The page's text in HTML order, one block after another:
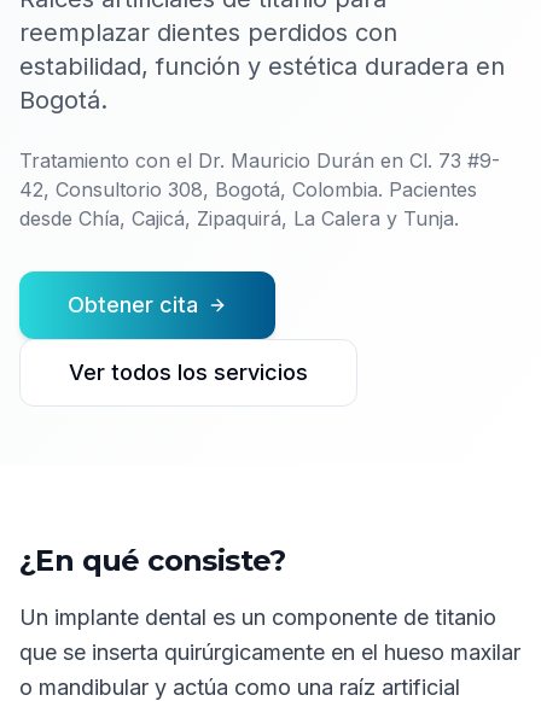
reemplazar dientes perdidos con
estabilidad, función y estética duradera en
Bogotá.
Tratamiento con el Dr. Mauricio Durán en Cl. 73 #9-
42, Consultorio 308, Bogotá, Colombia. Pacientes
desde Chía, Cajicá, Zipaquirá, La Calera y Tunja.
Obtener cita
Ver todos los servicios
¿En qué consiste?
Un implante dental es un componente de titanio
que se inserta quirúrgicamente en el hueso maxilar
o mandibular y actúa como una raíz artificial